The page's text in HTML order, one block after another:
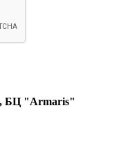
БЦ "Armaris"